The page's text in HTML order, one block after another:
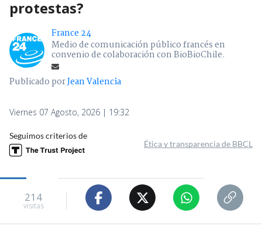
protestas?
France 24
Medio de comunicación público francés en
convenio de colaboración con BioBioChile.
Publicado porJean Valencia
Viernes 07 Agosto, 2026 | 19:32
Seguimos criterios de
Ética y transparencia de BBCL
214
visitas